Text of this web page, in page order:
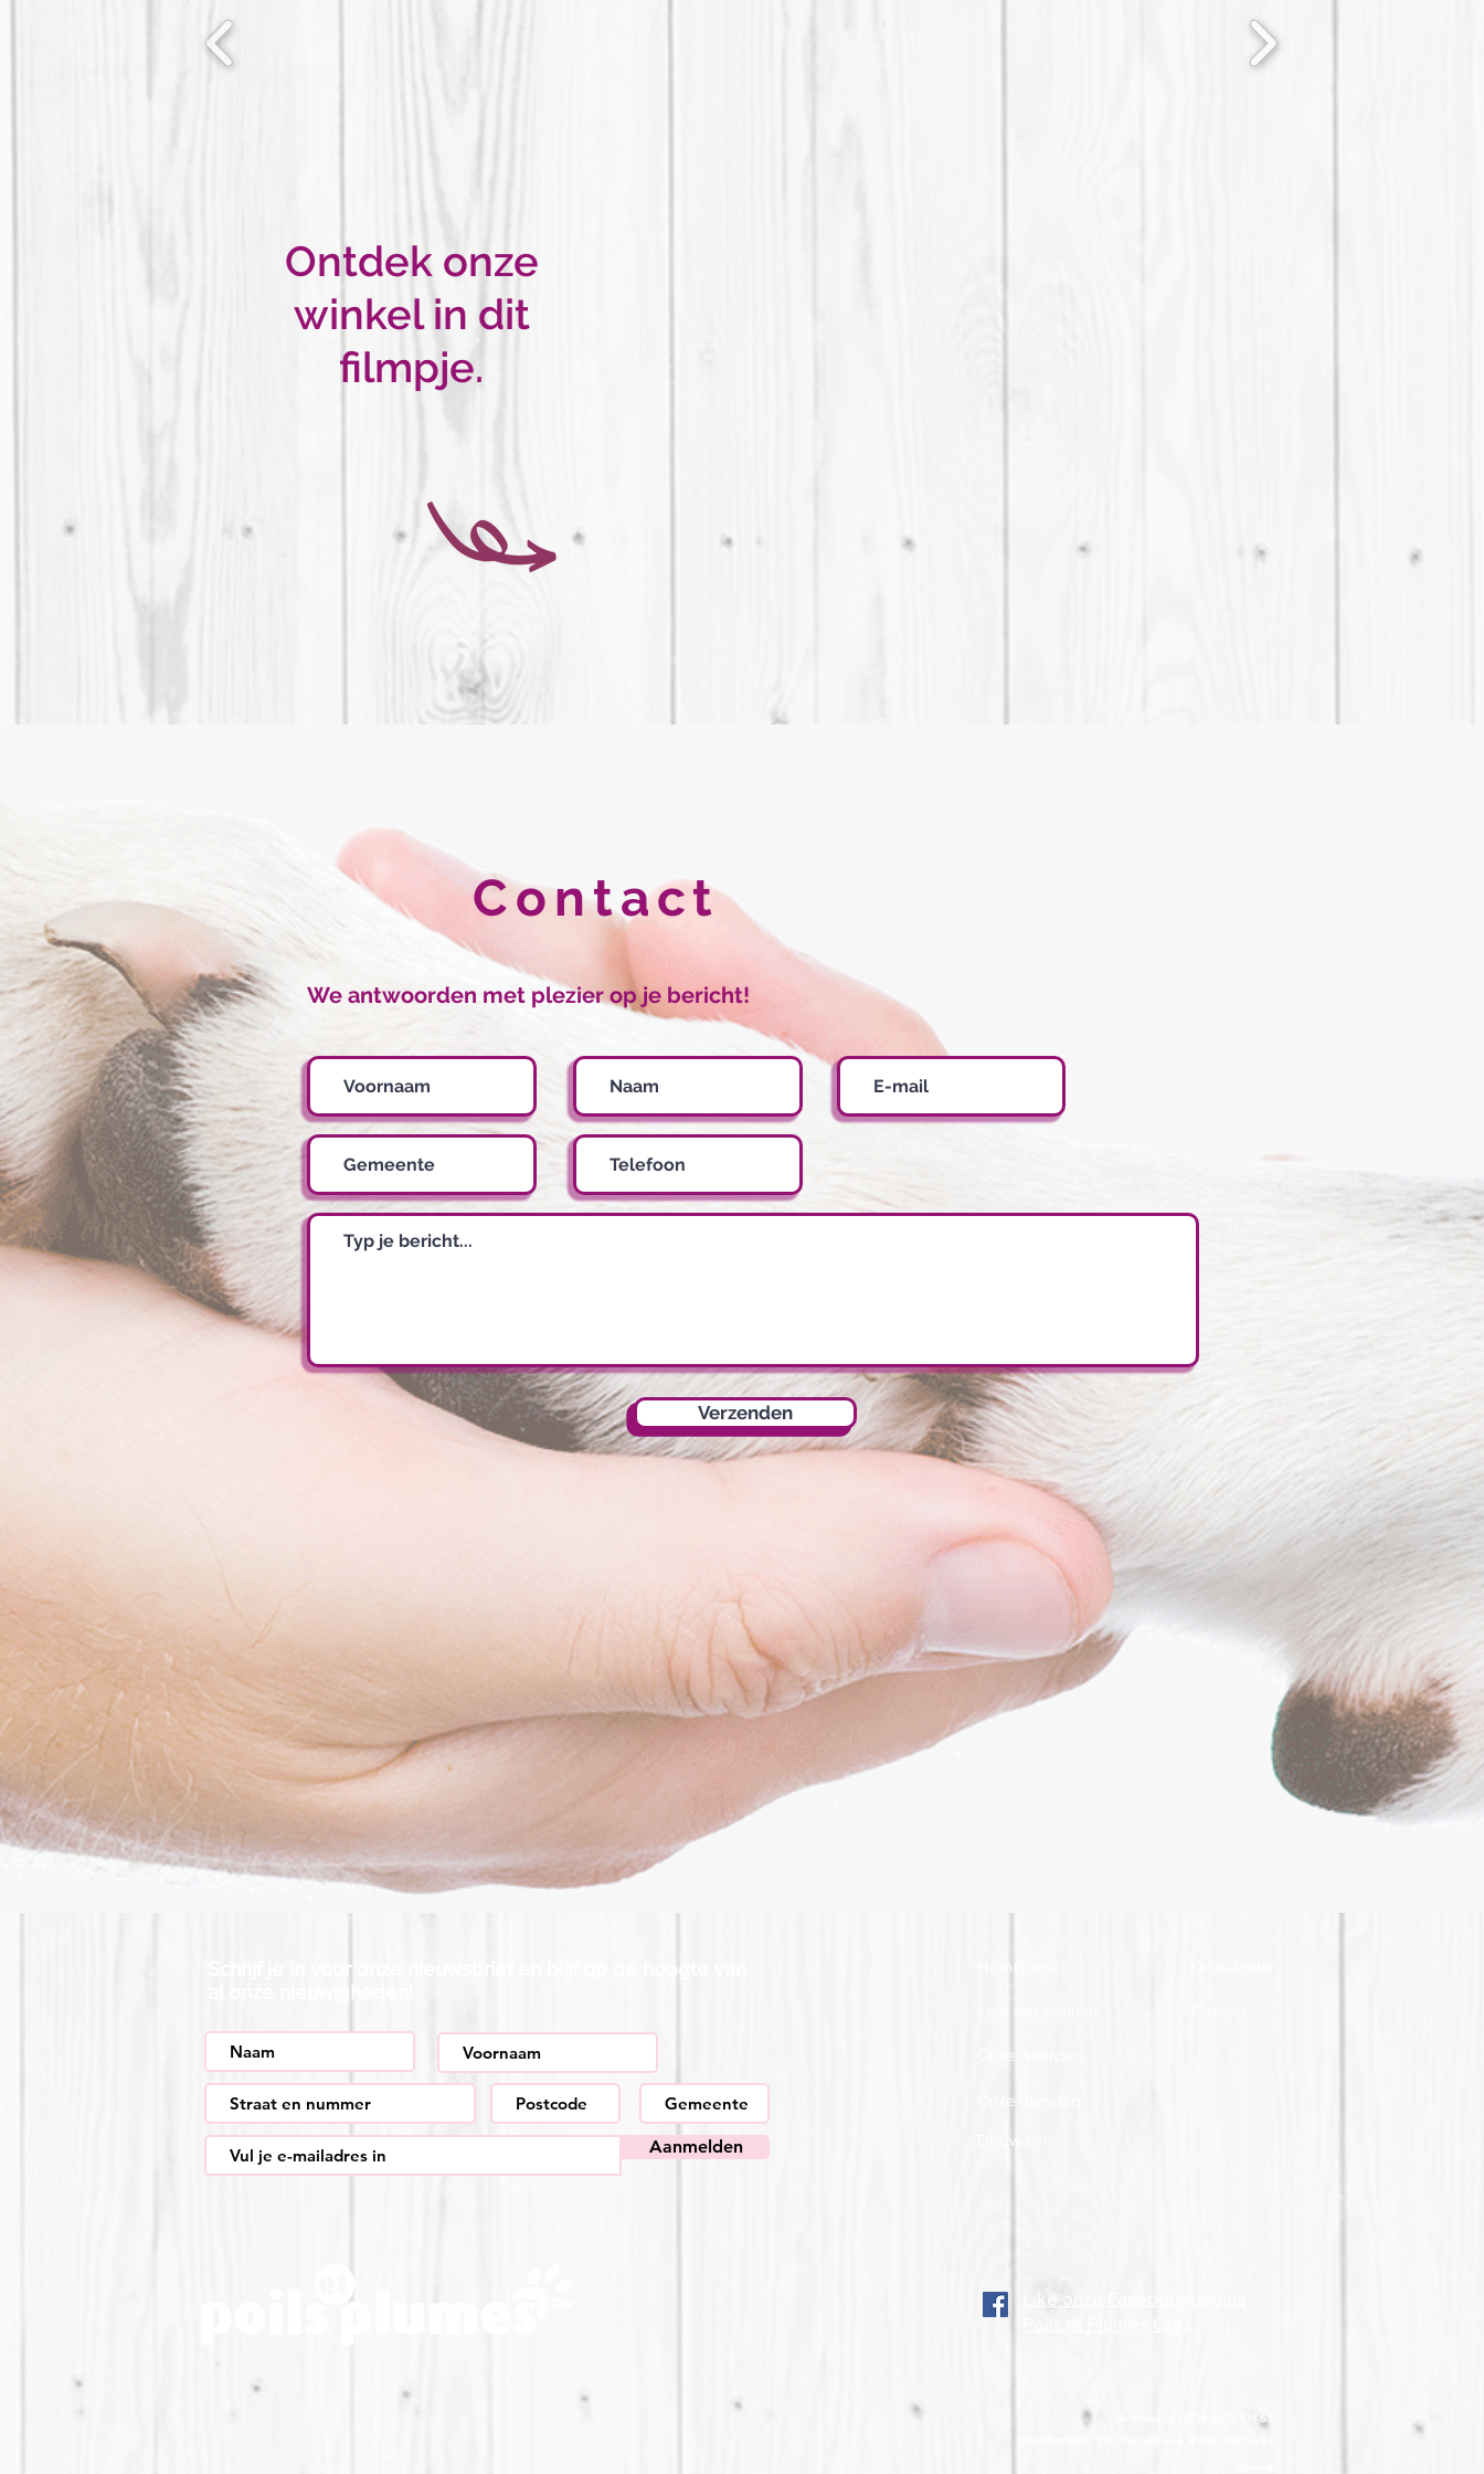
Ontdek onze
winkel in dit
filmpje.
Contact
We antwoorden met plezier op je bericht!
Verzenden
Schrijf je in voor onze nieuwsbrief en blijf op de hoogte van
Aanmelden
Homepage
Onze waarden
Onze diensten
Dogwash
Animour srl : BTW 0635.474.615